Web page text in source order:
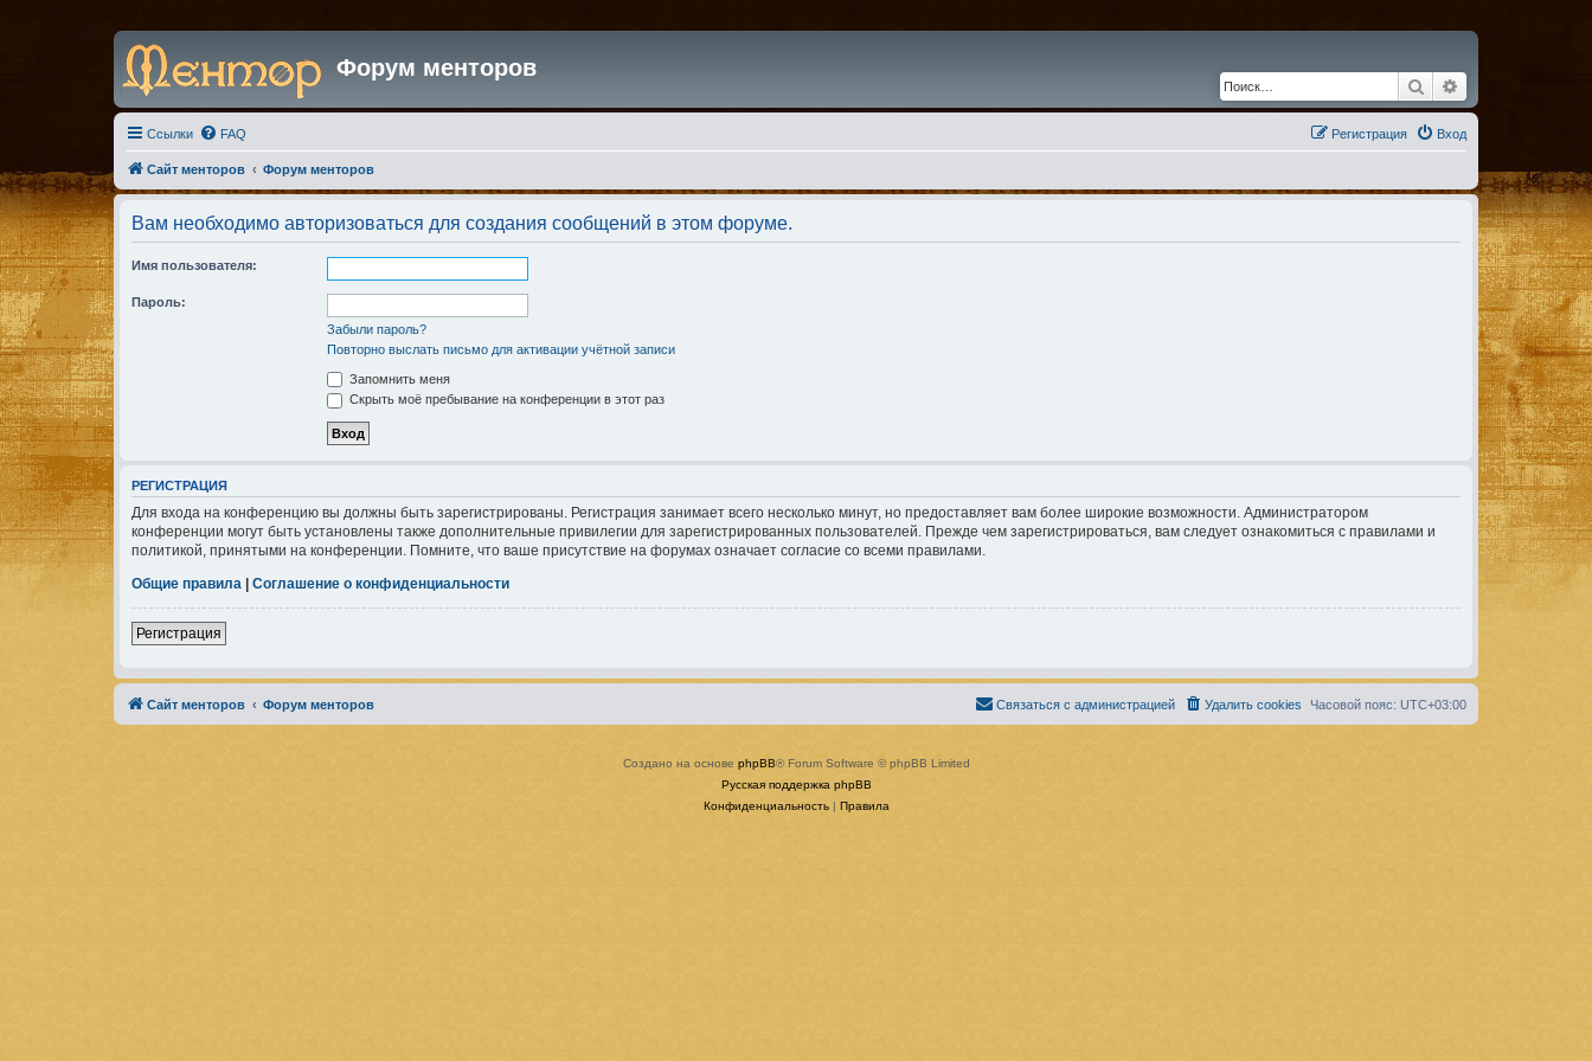
Форум менторов
Поиск
Ссылки FAQ Вход
Регистрация
Сайт менторов Форум менторов
Вам необходимо авторизоваться для создания сообщений в этом форуме.
Имя пользователя:
Пароль:
Забыли пароль?
Повторно выслать письмо для активации учётной записи
Запомнить меня
Скрыть моё пребывание на конференции в этот раз
РЕГИСТРАЦИЯ
Для входа на конференцию вы должны быть зарегистрированы. Регистрация занимает всего несколько минут, но предоставляет вам более широкие возможности. Администратором
конференции могут быть установлены также дополнительные привилегии для зарегистрированных пользователей. Прежде чем зарегистрироваться, вам следует ознакомиться с правилами и
политикой, принятыми на конференции. Помните, что ваше присутствие на форумах означает согласие со всеми правилами.
Общие правила
Соглашение о конфиденциальности
Регистрация
Сайт менторов Форум менторов Часовой пояс: UTC+03:00
Удалить cookies
Связаться с администрацией
Создано на основе phpBB® Forum Software © phpBB Limited
Русская поддержка phpBB
Конфиденциальность| Правила